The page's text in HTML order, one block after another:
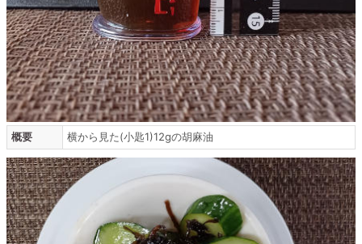
概要 横から見た(小匙1)12gの胡麻油